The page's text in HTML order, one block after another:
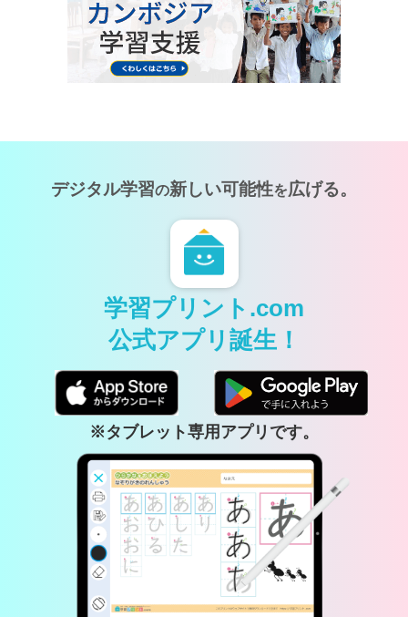
デジタル学習の新しい可能性を広げる。
学習プリント.com
公式アプリ誕生！
※タブレット専用アプリです。